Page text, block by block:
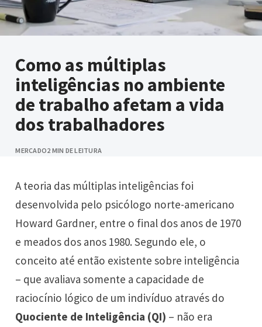
Como as múltiplas
inteligências no ambiente
de trabalho afetam a vida
dos trabalhadores
MERCADO2 MIN DE LEITURA
A teoria das múltiplas inteligências foi
desenvolvida pelo psicólogo norte-americano
Howard Gardner, entre o final dos anos de 1970
e meados dos anos 1980. Segundo ele, o
conceito até então existente sobre inteligência
– que avaliava somente a capacidade de
raciocínio lógico de um indivíduo através do
Quociente de Inteligência (QI) – não era